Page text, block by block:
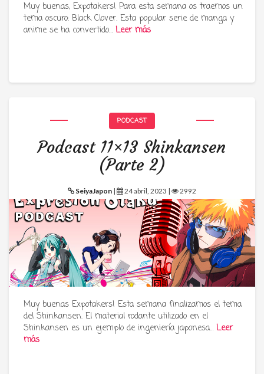
Muy buenas, Expotakers! Para esta semana os traemos un
tema oscuro: Black Clover. Esta popular serie de manga y
anime se ha convertido… Leer más
PODCAST
Podcast 11×13 Shinkansen
(Parte 2)
SeiyaJapon | 24 abril, 2023 | 2992
Muy buenas Expotakers! Esta semana finalizamos el tema
del Shinkansen. El material rodante utilizado en el
Shinkansen es un ejemplo de ingeniería japonesa… Leer
más